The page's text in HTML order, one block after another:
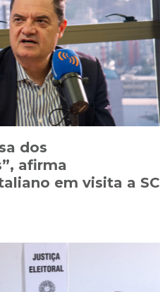
dos
afirma
em visita a SC